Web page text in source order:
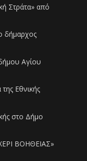
Στράτα» από
δήμαρχος
Αγίου
Εθνικής
στο Δήμο
ΒΟΗΘΕΙΑΣ»